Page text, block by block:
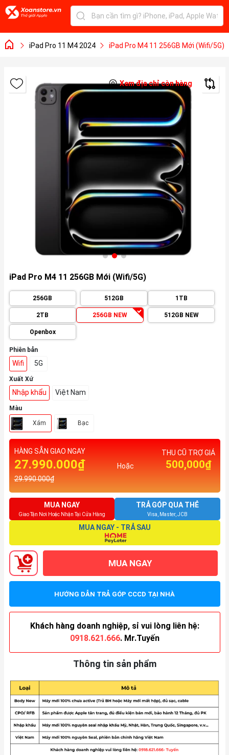
iPad Pro 11 M4 2024 iPad Pro M4 11 256GB Mới (Wifi/5G)
Xem địa chỉ còn hàng
iPad Pro M4 11 256GB Mới (Wifi/5G)
256GB 512GB 1TB
2TB 256GB NEW 512GB NEW
Openbox
Phiên bản
Wifi 5G
Xuất Xứ
Nhập khẩu Việt Nam
Màu
Xám Bạc
HÀNG SẴN GIAO NGAY
27.990.000₫
29.990.000₫
Hoặc
THU CŨ TRỢ GIÁ
500,000₫
MUA NGAY
Giao Tận Nơi Hoặc Nhận Tại Cửa Hàng
TRẢ GÓP QUA THẺ
Visa, Master, JCB
MUA NGAY - TRẢ SAU
MUA NGAY
HƯỚNG DẪN TRẢ GÓP CCCD TẠI NHÀ
Khách hàng doanh nghiệp, sỉ vui lòng liên hệ:
0918.621.666. Mr.Tuyến
Thông tin sản phẩm